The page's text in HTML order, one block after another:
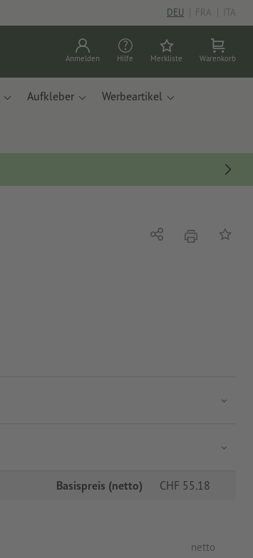
DEU | FRA | ITA
Anmelden Hilfe Merkliste Warenkorb
Aufkleber Werbeartikel
Teilen DruckenAuf
Basispreis (netto) CHF 55.18
netto